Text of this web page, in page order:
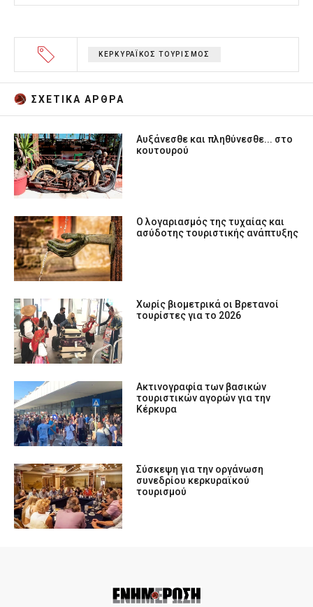
ΚΕΡΚΥΡΑΪΚΟΣ ΤΟΥΡΙΣΜΟΣ
ΣΧΕΤΙΚA AΡΘΡΑ
Αυξάνεσθε και πληθύνεσθε... στο
κουτουρού
Ο λογαριασμός της τυχαίας και
ασύδοτης τουριστικής ανάπτυξης
Χωρίς βιομετρικά οι Βρετανοί
τουρίστες για το 2026
Ακτινογραφία των βασικών
τουριστικών αγορών για την
Κέρκυρα
Σύσκεψη για την οργάνωση
συνεδρίου κερκυραϊκού
τουρισμού